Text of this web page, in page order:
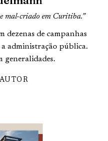
mal-criado em Curitiba.”
dezenas de campanhas
administração pública.
generalidades.